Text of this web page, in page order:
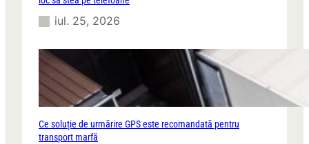
iul. 25, 2026
Ce soluție de urmărire GPS este recomandată pentru
transport marfă